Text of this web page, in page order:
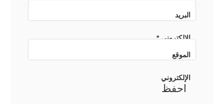
البريد
الإلكتروني*
الموقع
الإلكتروني
احفظ